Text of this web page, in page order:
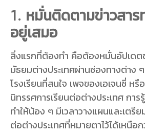
1. หมั่นติดตามข่าวสา
อยู่เสมอ
สิ่งแรกที่ต้องทำ คือต้องหมั่นอัปเดต
มัธยมต่างประเทศผ่านช่องทางต่าง
โรงเรียนที่สนใจ เพจของเอเจนซี่ หรื
นิทรรศการเรียนต่อต่างประเทศ กา
ทำให้น้อง ๆ มีเวลาวางแผนและเตรี
ต่อต่างประเทศที่หมายตาไว้ได้เหนือ